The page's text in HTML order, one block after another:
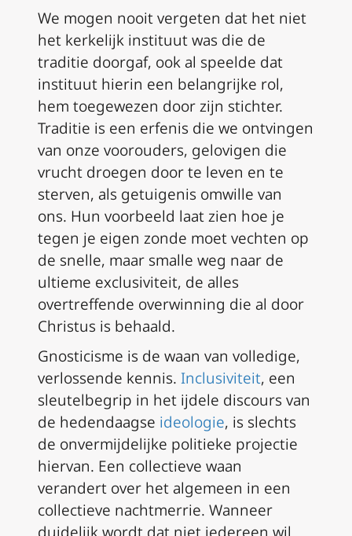
We mogen nooit vergeten dat het niet
het kerkelijk instituut was die de
traditie doorgaf, ook al speelde dat
instituut hierin een belangrijke rol,
hem toegewezen door zijn stichter.
Traditie is een erfenis die we ontvingen
van onze voorouders, gelovigen die
vrucht droegen door te leven en te
sterven, als getuigenis omwille van
ons. Hun voorbeeld laat zien hoe je
tegen je eigen zonde moet vechten op
de snelle, maar smalle weg naar de
ultieme exclusiviteit, de alles
overtreffende overwinning die al door
Christus is behaald.
Gnosticisme is de waan van volledige,
verlossende kennis. Inclusiviteit, een
sleutelbegrip in het ijdele discours van
de hedendaagse ideologie, is slechts
de onvermijdelijke politieke projectie
hiervan. Een collectieve waan
verandert over het algemeen in een
collectieve nachtmerrie. Wanneer